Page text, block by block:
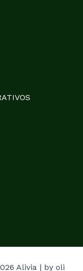
Alivia | by oli